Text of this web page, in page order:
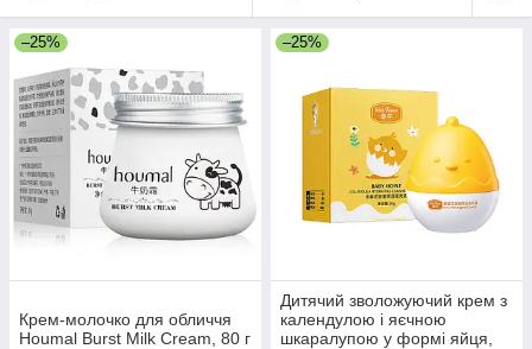
–25%
Крем-молочко для обличчя
Houmal Burst Milk Cream, 80 г
–25%
Дитячий зволожуючий крем з
календулою і яєчною
шкаралупою у формі яйця,